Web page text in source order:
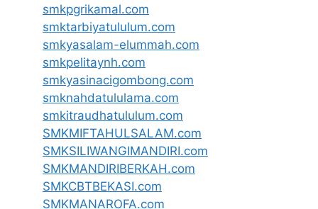
smkpgrikamal.com
smktarbiyatululum.com
smkyasalam-elummah.com
smkpelitaynh.com
smkyasinacigombong.com
smknahdatululama.com
smkitraudhatululum.com
SMKMIFTAHULSALAM.com
SMKSILIWANGIMANDIRI.com
SMKMANDIRIBERKAH.com
SMKCBTBEKASI.com
SMKMANAROFA.com